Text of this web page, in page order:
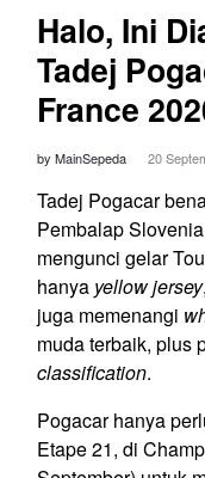
Halo, Ini
Tadej
France
by MainSepeda 20
Tadej Pogacar
Pembalap
mengunci gelar
hanya yellow jersey
juga memenangi
muda terbaik, plus
classification.
Pogacar hanya
Etape 21, di